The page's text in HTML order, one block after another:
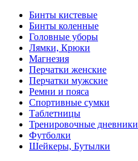
Бинты кистевые
Бинты коленные
Головные уборы
Лямки, Крюки
Магнезия
Перчатки женские
Перчатки мужские
Ремни и пояса
Спортивные сумки
Таблетницы
Тренировочные дневники
Футболки
Шейкеры, Бутылки